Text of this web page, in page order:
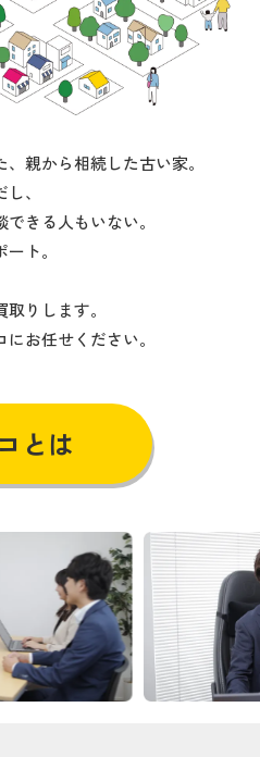
親から相続した古い家。
、
きる人もいない。
ト。
りします。
お任せください。
とは